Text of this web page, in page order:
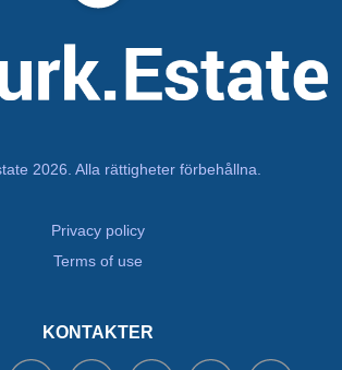
2026. Alla rättigheter förbehållna.
Privacy policy
Terms of use
KONTAKTER